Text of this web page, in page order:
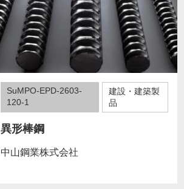
SuMPO-EPD-2603-
120-1
建設・建築製
品
異形棒鋼
中山鋼業株式会社